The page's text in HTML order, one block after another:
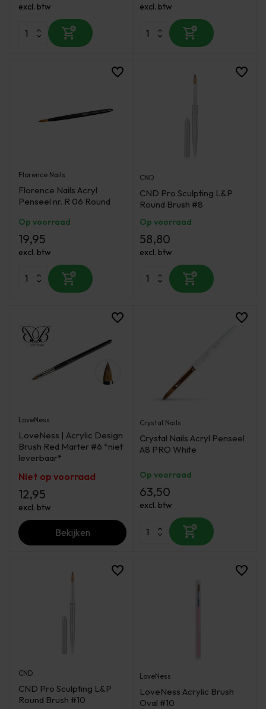
excl. btw excl. btw
Florence Nails
Florence Nails Acryl
Penseel nr. R 06 Round
Op voorraad
19,95
excl. btw
CND
CND Pro Sculpting L&P
Round Brush #8
Op voorraad
58,80
excl. btw
LoveNess
LoveNess | Acrylic Design
Brush Red Marter #6 *niet
leverbaar*
Niet op voorraad
12,95
excl. btw
Bekijken
Crystal Nails
Crystal Nails Acryl Penseel
A8 PRO White
Op voorraad
63,50
excl. btw
CND
CND Pro Sculpting L&P
Round Brush #10
LoveNess
LoveNess Acrylic Brush
Oval #10